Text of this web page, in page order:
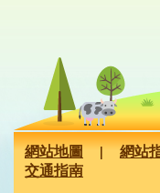
網站地圖
網站
交通指南